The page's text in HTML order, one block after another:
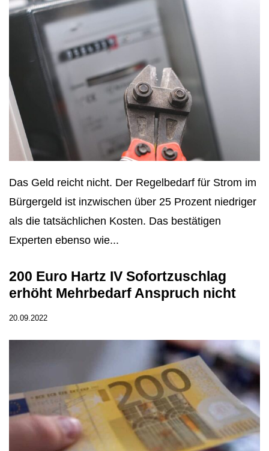
Das Geld reicht nicht. Der Regelbedarf für Strom im
Bürgergeld ist inzwischen über 25 Prozent niedriger
als die tatsächlichen Kosten. Das bestätigen
Experten ebenso wie...
200 Euro Hartz IV Sofortzuschlag
erhöht Mehrbedarf Anspruch nicht
20.09.2022